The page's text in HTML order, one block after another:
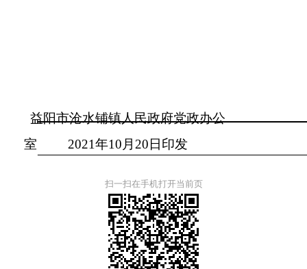
益阳市沧水铺镇人民政府党政办公
室 2021年10 月 20 日印发
扫一扫在手机打开当前页